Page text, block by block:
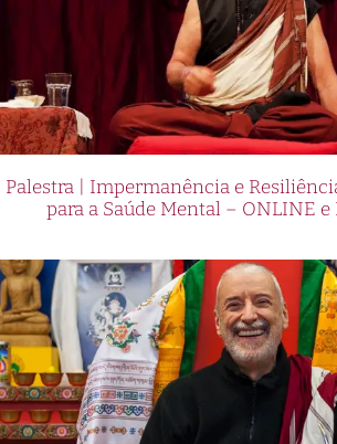
Palestra | Impermanência e
para a Saúde Mental – ONLINE e